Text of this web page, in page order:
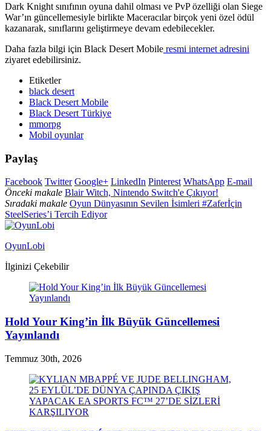
Dark Knight sınıfının oyuna dahil olması ve PvP özelliği olan Siege
War’ın güncellemesiyle birlikte Maceracılar birçok yeni özel ödül
kazanarak, sınıflarını geliştirmeye devam edebilecekler.
Daha fazla bilgi için Black Desert Mobile resmi internet adresini
ziyaret edebilirsiniz.
Etiketler
black desert
Black Desert Mobile
Black Desert Türkiye
mmorpg
Mobil oyunlar
Paylaş
Facebook Twitter Google+ LinkedIn Pinterest WhatsApp E-mail
Önceki makale Blair Witch, Nintendo Switch'e Çıkıyor!
Sıradaki makale Oyun Dünyasının Sevilen İsimleri #Zaferİçin
SteelSeries’i Tercih Ediyor
OyunLobi
İlginizi Çekebilir
Hold Your King’in İlk Büyük Güncellemesi
Yayınlandı
Temmuz 30th, 2026